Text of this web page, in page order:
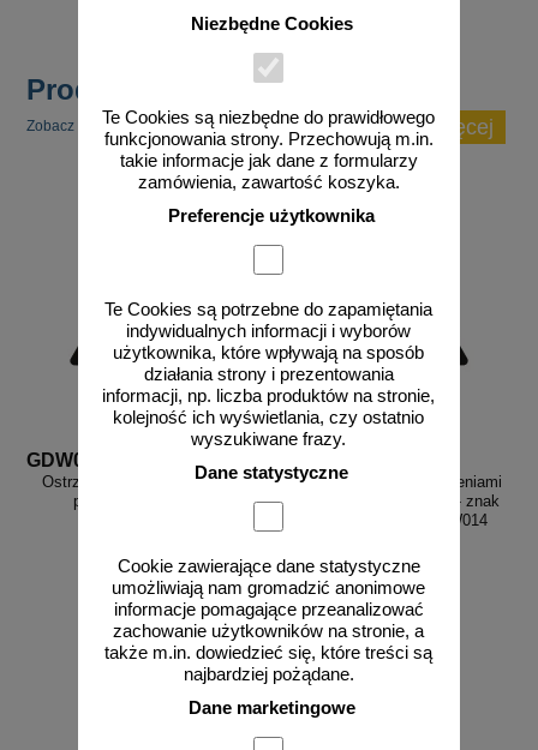
Niezbędne Cookies
Te Cookies są niezbędne do prawidłowego
funkcjonowania strony. Przechowują m.in.
takie informacje jak dane z formularzy
zamówienia, zawartość koszyka.
Preferencje użytkownika
Te Cookies są potrzebne do zapamiętania
indywidualnych informacji i wyborów
użytkownika, które wpływają na sposób
działania strony i prezentowania
informacji, np. liczba produktów na stronie,
kolejność ich wyświetlania, czy ostatnio
wyszukiwane frazy.
Dane statystyczne
Cookie zawierające dane statystyczne
umożliwiają nam gromadzić anonimowe
informacje pomagające przeanalizować
zachowanie użytkowników na stronie, a
także m.in. dowiedzieć się, które treści są
najbardziej pożądane.
Dane marketingowe
Produkty popularne
Zobacz inne popularne produkty w tej kategorii. zobacz więcej
GDW012
Ostrzeżenie przed porażeniem
prądem elektrycznym
od 2,58 zł
2,10 zł netto
Ostrzeżenie przed urządzeniami
do transportu poziomego - znak
bhp ostrzegający - GDW014
od 2,58 zł
2,10 zł netto